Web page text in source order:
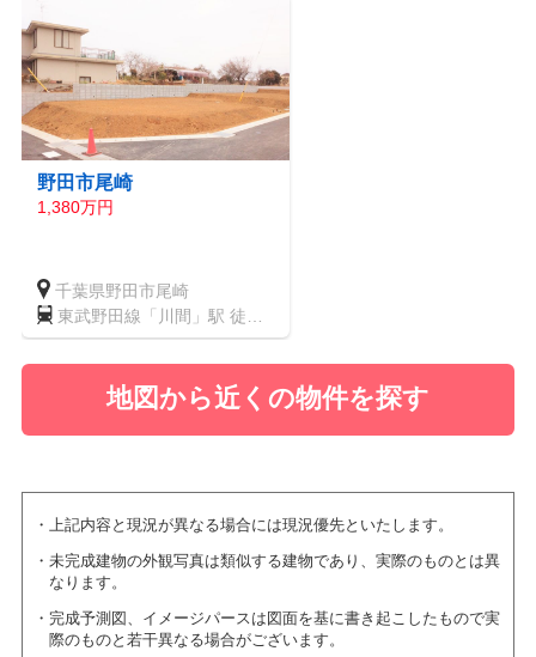
野田市尾崎
1,380万円
千葉県野田市尾崎
東武野田線「川間」駅 徒歩
14分
地図から近くの物件を探す
上記内容と現況が異なる場合には現況優先といたします。
未完成建物の外観写真は類似する建物であり、実際のものとは異
なります。
完成予測図、イメージパースは図面を基に書き起こしたもので実
際のものと若干異なる場合がございます。